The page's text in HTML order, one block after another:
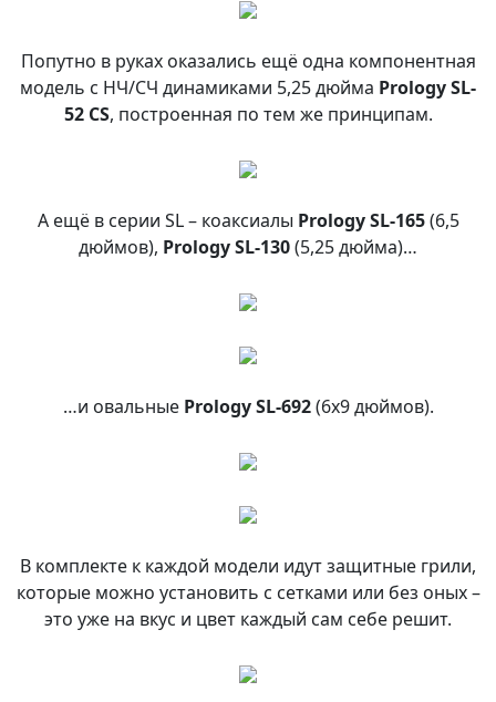
Попутно в руках оказались ещё одна компонентная
модель с НЧ/СЧ динамиками 5,25 дюйма Prology SL-
52 CS, построенная по тем же принципам.
А ещё в серии SL – коаксиалы Prology SL-165(6,5
дюймов), Prology SL-130(5,25 дюйма)…
…и овальные Prology SL-692(6х9 дюймов).
В комплекте к каждой модели идут защитные грили,
которые можно установить с сетками или без оных –
это уже на вкус и цвет каждый сам себе решит.